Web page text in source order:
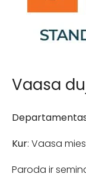
Vaasa
Kur: Vaasa
Paroda ir